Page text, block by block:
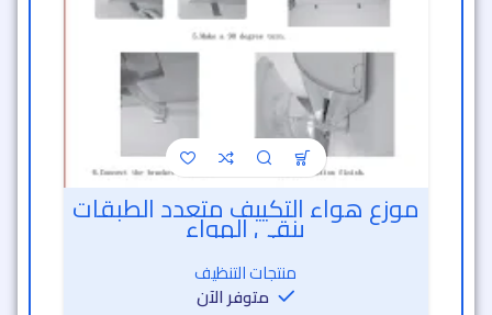
موزع هواء التكييف متعدد الطبقات
ينقي الهواء
منتجات التنظيف
متوفر الآن